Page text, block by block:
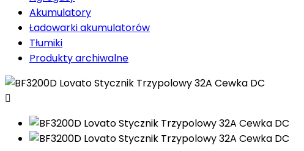
Akumulatory
Ładowarki akumulatorów
Tłumiki
Produkty archiwalne
